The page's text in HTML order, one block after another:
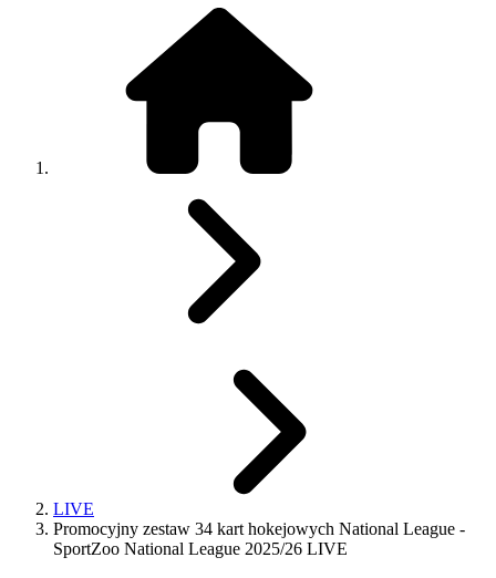
LIVE
Promocyjny zestaw 34 kart hokejowych National League -
SportZoo National League 2025/26 LIVE